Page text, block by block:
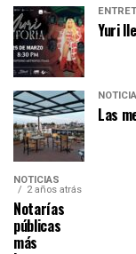
Yuri
Las
NOTICIAS
2 años atrás
Notarías
públicas
más